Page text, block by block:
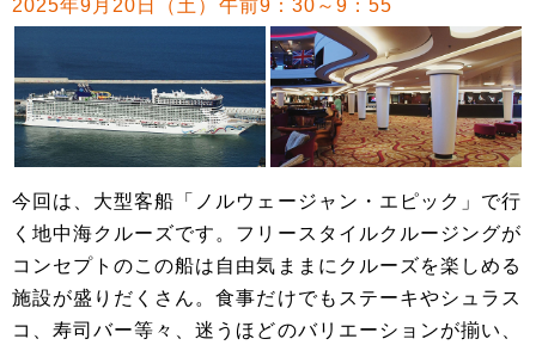
2025年9月20日（土）午前9：30～9：55
今回は、大型客船「ノルウェージャン・エピック」で行
く地中海クルーズです。フリースタイルクルージングが
コンセプトのこの船は自由気ままにクルーズを楽しめる
施設が盛りだくさん。食事だけでもステーキやシュラス
コ、寿司バー等々、迷うほどのバリエーションが揃い、